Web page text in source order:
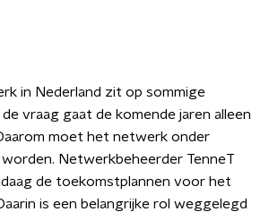
in Nederland zit op sommige
vraag gaat de komende jaren alleen
moet het netwerk onder
Netwerkbeheerder TenneT
de toekomstplannen voor het
is een belangrijke rol weggelegd